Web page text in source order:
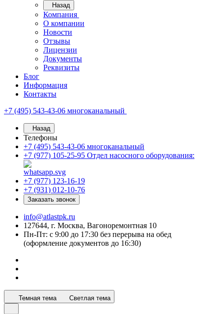
Назад
Компания
О компании
Новости
Отзывы
Лицензии
Документы
Реквизиты
Блог
Информация
Контакты
+7 (495) 543-43-06 многоканальный
Назад
Телефоны
+7 (495) 543-43-06 многоканальный
+7 (977) 105-25-95 Отдел насосного оборудования:
+7 (977) 123-16-19
+7 (931) 012-10-76
Заказать звонок
info@atlastpk.ru
127644, г. Москва, Вагоноремонтная 10
Пн-Пт: с 9:00 до 17:30 без перерыва на обед
(оформление документов до 16:30)
Темная тема Светлая тема